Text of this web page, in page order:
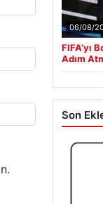
06/08/
FIFA’yı
Adım
Son